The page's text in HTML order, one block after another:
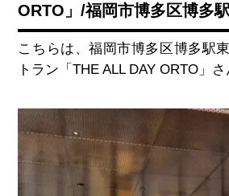
ORTO」/福岡市博多区博多
こちらは、福岡市博多区博多駅
トラン「THE ALL DAY ORTO 」さ